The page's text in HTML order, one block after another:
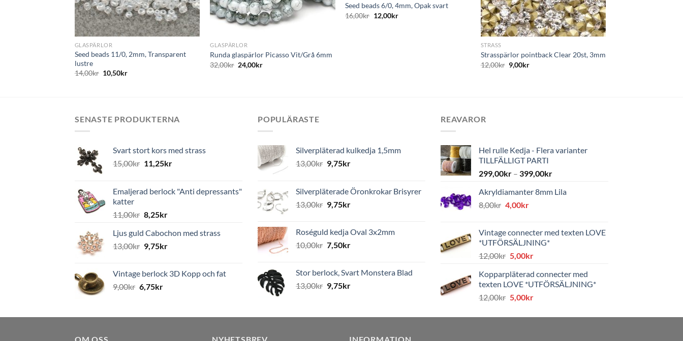
+
GLASPÄRLOR
Seed beads 11/0, 2mm, Transparent
lustre
14,00kr 10,50kr
GLASPÄRLOR
Runda glaspärlor Picasso Vit/Grå 6mm
32,00kr 24,00kr
Seed beads 6/0, 4mm, Opak svart
16,00kr 12,00kr
+
STRASS
Strasspärlor pointback Clear 20st, 3mm
12,00kr 9,00kr
SENASTE PRODUKTERNA
Svart stort kors med strass
15,00kr 11,25kr
Emaljerad berlock "Anti depressants"
katter
11,00kr 8,25kr
Ljus guld Cabochon med strass
13,00kr 9,75kr
Vintage berlock 3D Kopp och fat
9,00kr 6,75kr
POPULÄRASTE
Silverpläterad kulkedja 1,5mm
13,00kr 9,75kr
Silverpläterade Öronkrokar Brisyrer
13,00kr 9,75kr
Roséguld kedja Oval 3x2mm
10,00kr 7,50kr
Stor berlock, Svart Monstera Blad
13,00kr 9,75kr
REAVAROR
Hel rulle Kedja - Flera varianter
TILLFÄLLIGT PARTI
299,00kr – 399,00kr
Akryldiamanter 8mm Lila
8,00kr Det
var:
8,00kr.
4,00krDet
är:
4,00kr.
Vintage connecter med texten LOVE
*UTFÖRSÄLJNING*
12,00kr Det
priset
var:
12,00kr.
5,00krDet
priset
är:
5,00kr.
Kopparpläterad connecter med
texten LOVE *UTFÖRSÄLJNING*
12,00kr Det
priset
5,00krDet
priset